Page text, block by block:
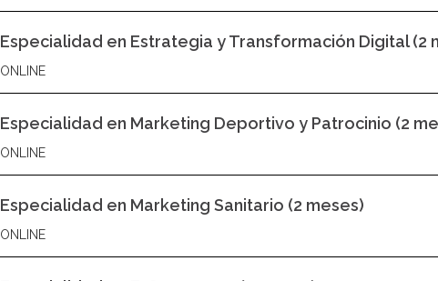
Especialidad en Estrategia y Transformación Digital (2
ONLINE
Especialidad en Marketing Deportivo y Patrocinio (2
ONLINE
Especialidad en Marketing Sanitario (2 meses)
ONLINE